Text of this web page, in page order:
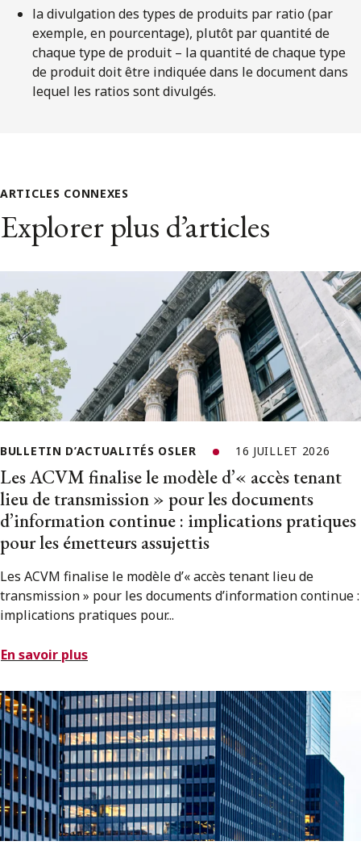
la divulgation des types de produits par ratio (par
exemple, en pourcentage), plutôt par quantité de
chaque type de produit – la quantité de chaque type
de produit doit être indiquée dans le document dans
lequel les ratios sont divulgés.
ARTICLES CONNEXES
Explorer plus d’articles
BULLETIN D’ACTUALITÉS OSLER 16 JUILLET 2026
Les ACVM finalise le modèle d’« accès tenant
lieu de transmission » pour les documents
d’information continue : implications pratiques
pour les émetteurs assujettis
Les ACVM finalise le modèle d’« accès tenant lieu de
transmission » pour les documents d’information continue :
implications pratiques pour...
En savoir plus